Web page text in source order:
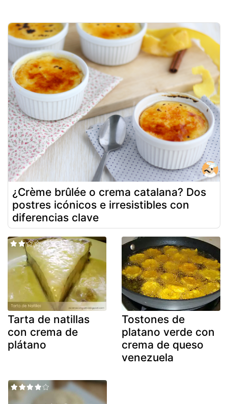
¿Crème brûlée o crema catalana? Dos
postres icónicos e irresistibles con
diferencias clave
Tarta de natillas
con crema de
plátano
Tostones de
platano verde con
crema de queso
venezuela